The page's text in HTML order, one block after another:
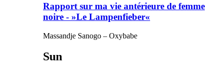
Rapport sur ma vie antérieure de femme
noire - »Le Lampenfieber«
Massandje Sanogo – Oxybabe
Sun